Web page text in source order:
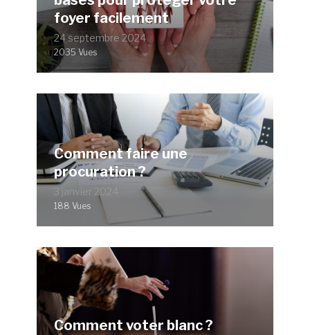
foyer facilement
24 septembre 2024
2035 Vues
Comment faire une
procuration ?
3 janvier 2024
188 Vues
Comment voter blanc ?